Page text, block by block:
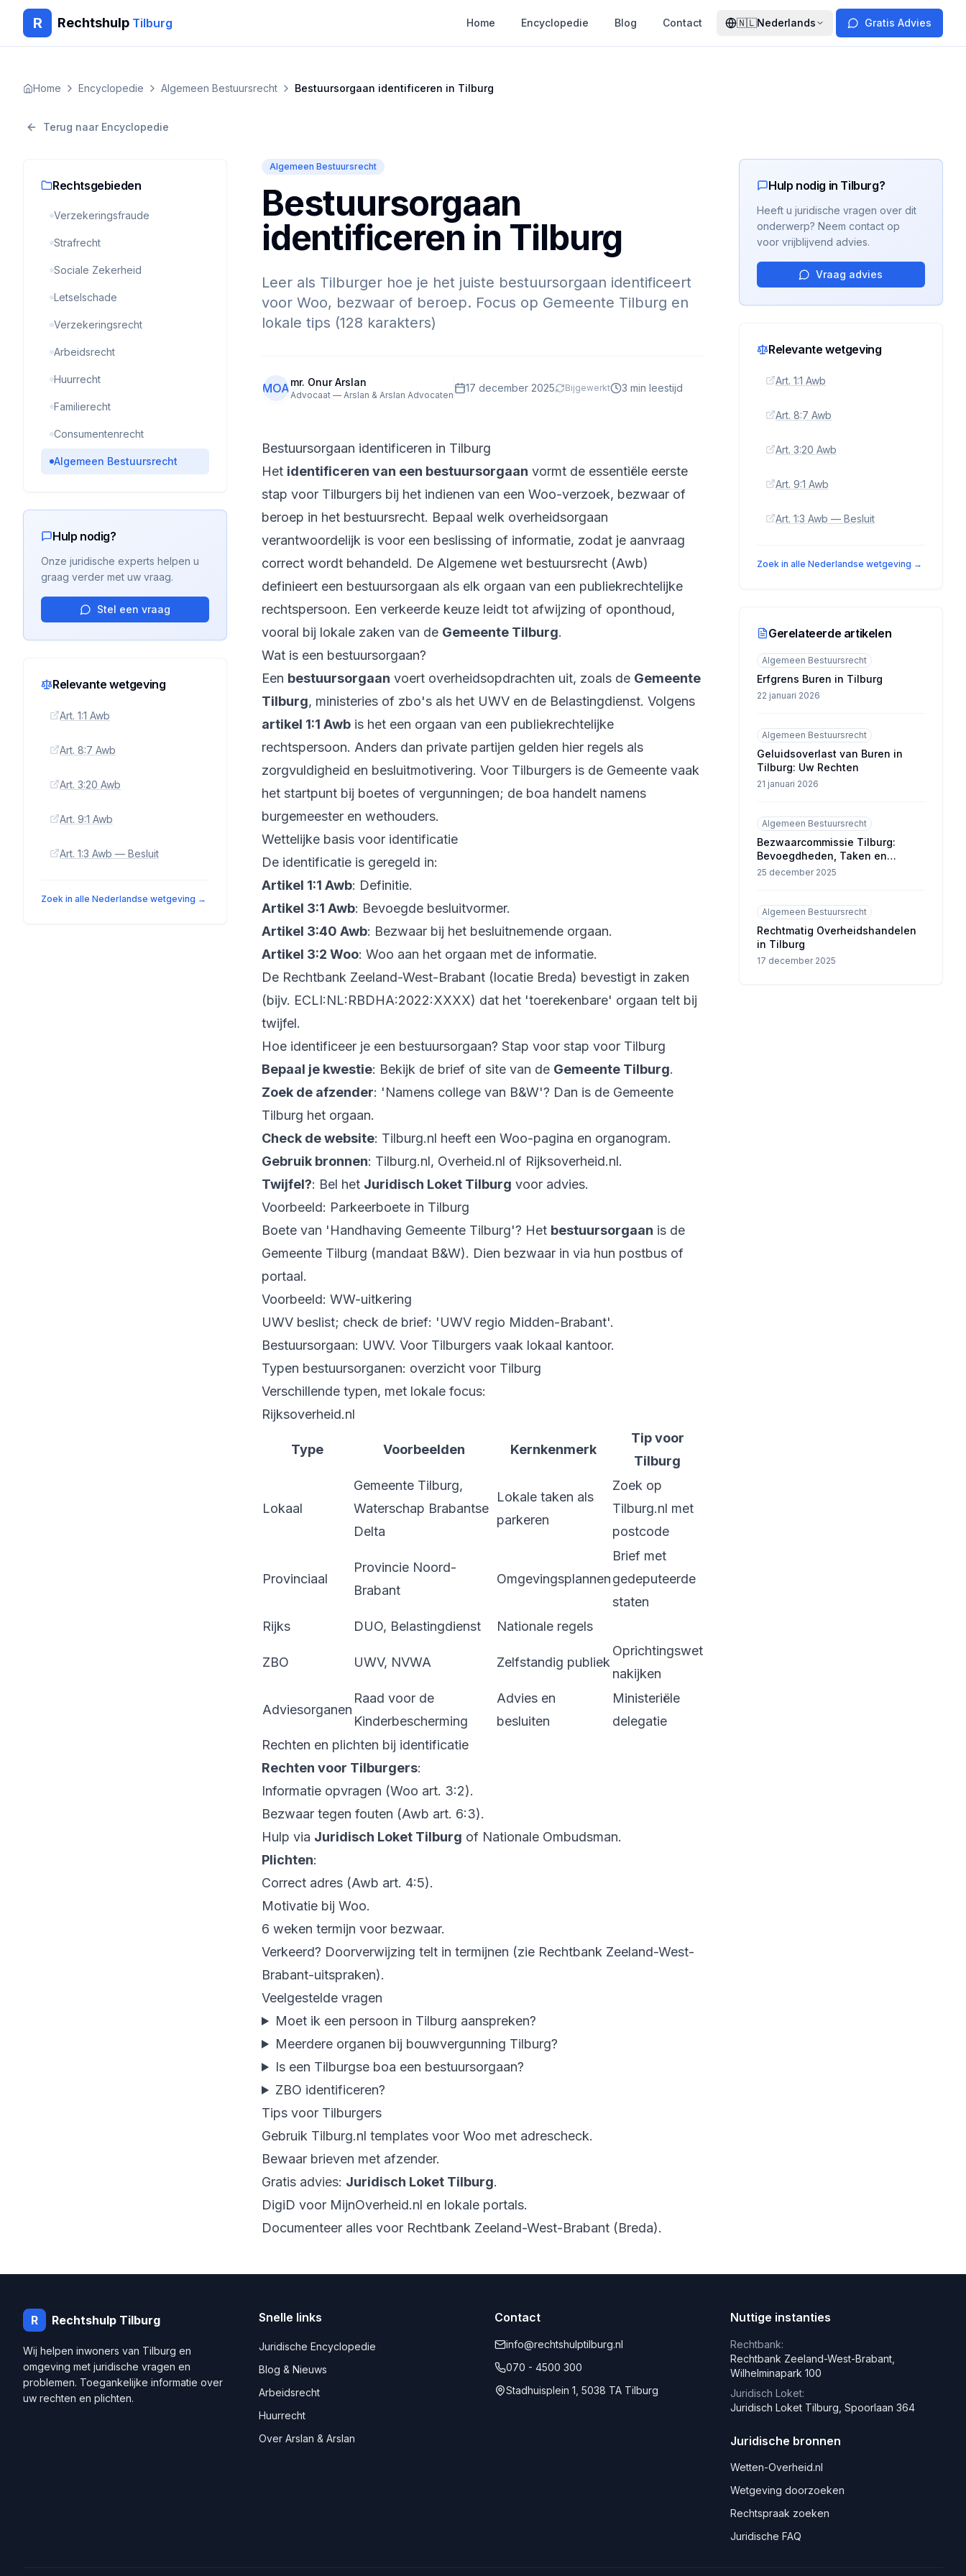
R Rechtshulp Tilburg Home Encyclopedie Blog Contact 🇳🇱Nederlands Gratis Advies
Home Encyclopedie Algemeen Bestuursrecht Bestuursorgaan identificeren in Tilburg
Terug naar Encyclopedie
Rechtsgebieden
Verzekeringsfraude
Strafrecht
Sociale Zekerheid
Letselschade
Verzekeringsrecht
Arbeidsrecht
Huurrecht
Familierecht
Consumentenrecht
Algemeen Bestuursrecht
Hulp nodig?
Onze juridische experts helpen u
graag verder met uw vraag.
Stel een vraag
Relevante wetgeving
Art. 1:1 Awb
Art. 8:7 Awb
Art. 3:20 Awb
Art. 9:1 Awb
Art. 1:3 Awb — Besluit
Zoek in alle Nederlandse wetgeving →
Algemeen Bestuursrecht
Bestuursorgaan
identificeren in Tilburg
Leer als Tilburger hoe je het juiste bestuursorgaan identificeert
voor Woo, bezwaar of beroep. Focus op Gemeente Tilburg en
lokale tips (128 karakters)
MOAmr. Onur Arslan
Advocaat — Arslan & Arslan Advocaten
17 december 2025 Bijgewerkt 3 min leestijd
Bestuursorgaan identificeren in Tilburg
Het identificeren van een bestuursorgaan vormt de essentiële eerste
stap voor Tilburgers bij het indienen van een Woo-verzoek, bezwaar of
beroep in het bestuursrecht. Bepaal welk overheidsorgaan
verantwoordelijk is voor een beslissing of informatie, zodat je aanvraag
correct wordt behandeld. De Algemene wet bestuursrecht (Awb)
definieert een bestuursorgaan als elk orgaan van een publiekrechtelijke
rechtspersoon. Een verkeerde keuze leidt tot afwijzing of oponthoud,
vooral bij lokale zaken van de Gemeente Tilburg.
Wat is een bestuursorgaan?
Een bestuursorgaan voert overheidsopdrachten uit, zoals de Gemeente
Tilburg, ministeries of zbo's als het UWV en de Belastingdienst. Volgens
artikel 1:1 Awbis het een orgaan van een publiekrechtelijke
rechtspersoon. Anders dan private partijen gelden hier regels als
zorgvuldigheid en besluitmotivering. Voor Tilburgers is de Gemeente vaak
het startpunt bij boetes of vergunningen; de boa handelt namens
burgemeester en wethouders.
Wettelijke basis voor identificatie
De identificatie is geregeld in:
Artikel 1:1 Awb: Definitie.
Artikel 3:1 Awb: Bevoegde besluitvormer.
Artikel 3:40 Awb: Bezwaar bij het besluitnemende orgaan.
Artikel 3:2 Woo: Woo aan het orgaan met de informatie.
De Rechtbank Zeeland-West-Brabant (locatie Breda) bevestigt in zaken
(bijv. ECLI:NL:RBDHA:2022:XXXX) dat het 'toerekenbare' orgaan telt bij
twijfel.
Hoe identificeer je een bestuursorgaan? Stap voor stap voor Tilburg
Bepaal je kwestie: Bekijk de brief of site van de Gemeente Tilburg.
Zoek de afzender: 'Namens college van B&W'? Dan is de Gemeente
Tilburg het orgaan.
Check de website: Tilburg.nl heeft een Woo-pagina en organogram.
Gebruik bronnen: Tilburg.nl, Overheid.nl of Rijksoverheid.nl.
Twijfel?: Bel het Juridisch Loket Tilburg voor advies.
Voorbeeld: Parkeerboete in Tilburg
Boete van 'Handhaving Gemeente Tilburg'? Het bestuursorgaan is de
Gemeente Tilburg (mandaat B&W). Dien bezwaar in via hun postbus of
portaal.
Voorbeeld: WW-uitkering
UWV beslist; check de brief: 'UWV regio Midden-Brabant'.
Bestuursorgaan: UWV. Voor Tilburgers vaak lokaal kantoor.
Typen bestuursorganen: overzicht voor Tilburg
Verschillende typen, met lokale focus:
Rijksoverheid.nl
Type Voorbeelden Kernkenmerk
Tip voor
Tilburg
Lokaal
Gemeente Tilburg,
Waterschap Brabantse
Delta
Lokale taken als
parkeren
Zoek op
Tilburg.nl met
postcode
Provinciaal
Provincie Noord-
Brabant
Omgevingsplannen
Brief met
gedeputeerde
staten
Rijks
DUO, Belastingdienst Nationale regels
ZBO UWV, NVWA Zelfstandig publiek
Oprichtingswet
nakijken
Adviesorganen
Raad voor de
Kinderbescherming
Advies en
besluiten
Ministeriële
delegatie
Rechten en plichten bij identificatie
Rechten voor Tilburgers:
Informatie opvragen (Woo art. 3:2).
Bezwaar tegen fouten (Awb art. 6:3).
Hulp via Juridisch Loket Tilburg of Nationale Ombudsman.
Plichten:
Correct adres (Awb art. 4:5).
Motivatie bij Woo.
6 weken termijn voor bezwaar.
Verkeerd? Doorverwijzing telt in termijnen (zie Rechtbank Zeeland-West-
Brabant-uitspraken).
Veelgestelde vragen
Moet ik een persoon in Tilburg aanspreken?
Meerdere organen bij bouwvergunning Tilburg?
Is een Tilburgse boa een bestuursorgaan?
ZBO identificeren?
Tips voor Tilburgers
Gebruik Tilburg.nl templates voor Woo met adrescheck.
Bewaar brieven met afzender.
Gratis advies: Juridisch Loket Tilburg.
DigiD voor MijnOverheid.nl en lokale portals.
Documenteer alles voor Rechtbank Zeeland-West-Brabant (Breda).
Hulp nodig in Tilburg?
Heeft u juridische vragen over dit
onderwerp? Neem contact op
voor vrijblijvend advies.
Vraag advies
Relevante wetgeving
Art. 1:1 Awb
Art. 8:7 Awb
Art. 3:20 Awb
Art. 9:1 Awb
Art. 1:3 Awb — Besluit
Zoek in alle Nederlandse wetgeving →
Gerelateerde artikelen
Algemeen Bestuursrecht
Erfgrens Buren in Tilburg
22 januari 2026
Algemeen Bestuursrecht
Geluidsoverlast van Buren in
Tilburg: Uw Rechten
21 januari 2026
Algemeen Bestuursrecht
Bezwaarcommissie Tilburg:
Bevoegdheden, Taken en
Werkwijze
25 december 2025
Algemeen Bestuursrecht
Rechtmatig Overheidshandelen
in Tilburg
17 december 2025
R Rechtshulp Tilburg
Wij helpen inwoners van Tilburg en
omgeving met juridische vragen en
problemen. Toegankelijke informatie over
uw rechten en plichten.
Snelle links
Juridische Encyclopedie
Blog & Nieuws
Arbeidsrecht
Huurrecht
Over Arslan & Arslan
Contact
info@rechtshulptilburg.nl
070 - 4500 300
Stadhuisplein 1, 5038 TA Tilburg
Nuttige instanties
Rechtbank:
Rechtbank Zeeland-West-Brabant,
Wilhelminapark 100
Juridisch Loket:
Juridisch Loket Tilburg, Spoorlaan 364
Juridische bronnen
Wetten-Overheid.nl
Wetgeving doorzoeken
Rechtspraak zoeken
Juridische FAQ